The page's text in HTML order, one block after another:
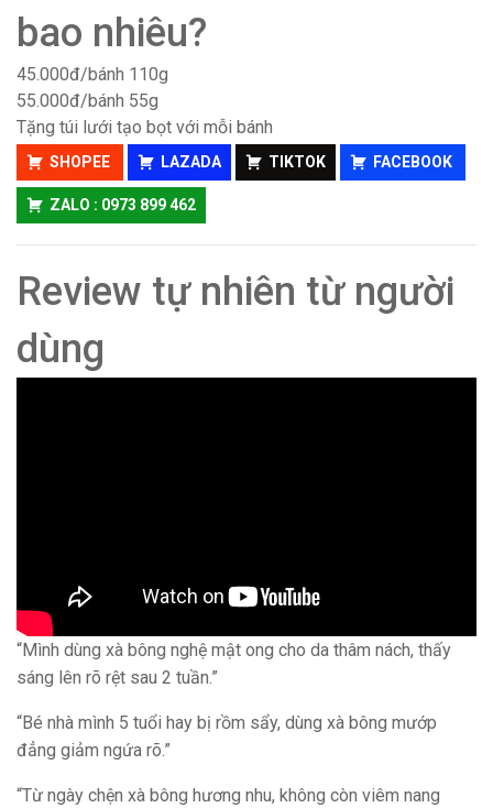
bao nhiêu?
45.000đ/bánh 110g
55.000đ/bánh 55g
Tặng túi lưới tạo bọt với mỗi bánh
SHOPEE LAZADA TIKTOK FACEBOOK
ZALO : 0973 899 462
Review tự nhiên từ người
dùng
“Mình dùng xà bông nghệ mật ong cho da thâm nách, thấy
sáng lên rõ rệt sau 2 tuần.”
“Bé nhà mình 5 tuổi hay bị rồm sẩy, dùng xà bông mướp
đẳng giảm ngứa rõ.”
“Từ ngày chện xà bông hương nhu, không còn viêm nang